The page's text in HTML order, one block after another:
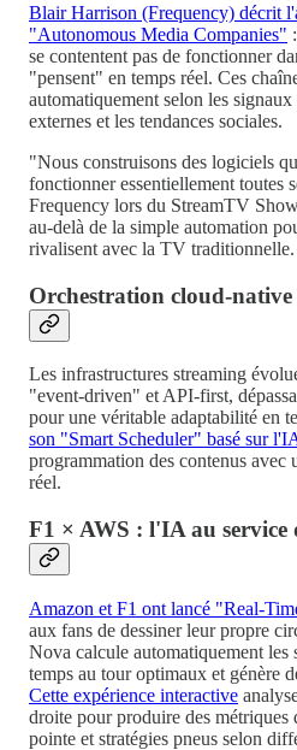
Blair Harrison (Frequency) décrit
"Autonomous Media Companies"
se contentent pas de fonctionner
"pensent" en temps réel. Ces
automatiquement selon les
externes et les tendances sociales.
"Nous construisons des logiciels
fonctionner essentiellement toutes
Frequency lors du StreamTV
au-delà de la simple automation
rivalisent avec la TV traditionnelle.
Orchestration cloud-native
Les infrastructures streaming
"event-driven" et API-first,
pour une véritable adaptabilité en
son "Smart Scheduler" basé sur
programmation des contenus avec
réel.
F1 × AWS : l'IA au service
Amazon et F1 ont lancé "Real-
aux fans de dessiner leur propre
Nova calcule automatiquement les
temps au tour optimaux et génère
Cette expérience interactive
droite pour produire des métriques
pointe et stratégies pneus selon